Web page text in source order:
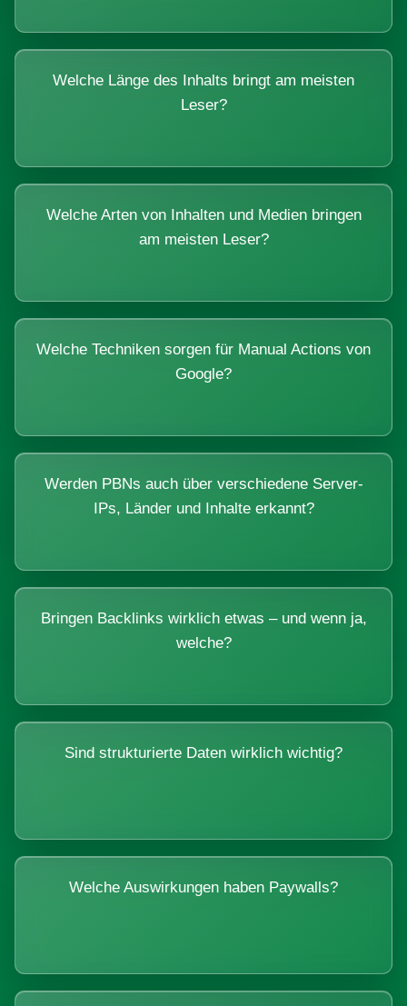
Welche Länge des Inhalts bringt am meisten
Leser?
Welche Arten von Inhalten und Medien bringen
am meisten Leser?
Welche Techniken sorgen für Manual Actions von
Google?
Werden PBNs auch über verschiedene Server-
IPs, Länder und Inhalte erkannt?
Bringen Backlinks wirklich etwas – und wenn ja,
welche?
Sind strukturierte Daten wirklich wichtig?
Welche Auswirkungen haben Paywalls?